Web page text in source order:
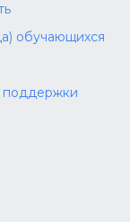
обучающихся
поддержки